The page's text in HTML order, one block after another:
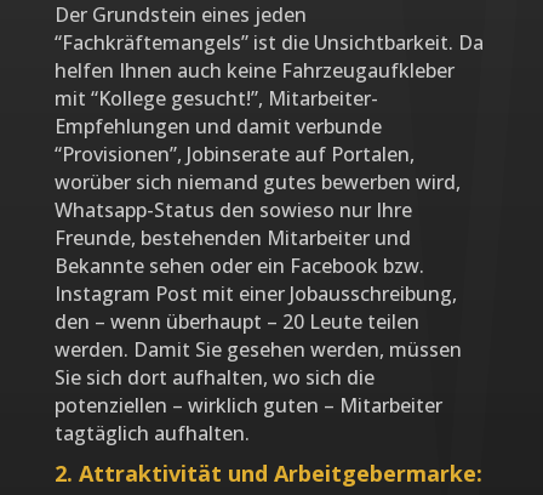
Der Grundstein eines jeden
“Fachkräftemangels” ist die Unsichtbarkeit. Da
helfen Ihnen auch keine Fahrzeugaufkleber
mit “Kollege gesucht!”, Mitarbeiter-
Empfehlungen und damit verbunde
“Provisionen”, Jobinserate auf Portalen,
worüber sich niemand gutes bewerben wird,
Whatsapp-Status den sowieso nur Ihre
Freunde, bestehenden Mitarbeiter und
Bekannte sehen oder ein Facebook bzw.
Instagram Post mit einer Jobausschreibung,
den – wenn überhaupt – 20 Leute teilen
werden. Damit Sie gesehen werden, müssen
Sie sich dort aufhalten, wo sich die
potenziellen – wirklich guten – Mitarbeiter
tagtäglich aufhalten.
2. Attraktivität und Arbeitgebermarke: